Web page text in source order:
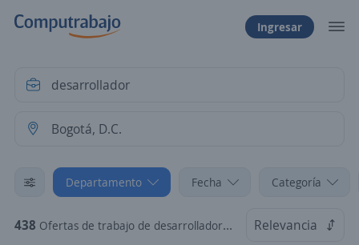
Ingresar
Departamento Fecha Categoría
438 Ofertas de trabajo de desarrollador en Bogotá, D.C., Bogotá, D.C. Relevancia